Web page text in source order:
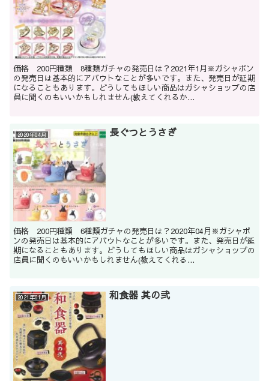
価格 200円種類 8種類ガチャの発売日は？2021年1月※ガシャポン
の発売日は基本的にアバウトなことが多いです。また、発売日が延期
になることもあります。どうしてもほしい商品はガシャショップの店
員に聞くのもいいかもしれません(教えてくれるか...
2020年04月 長ぐつとうさぎ
価格 200円種類 6種類ガチャの発売日は？2020年04月※ガシャポ
ンの発売日は基本的にアバウトなことが多いです。また、発売日が延
期になることもあります。どうしてもほしい商品はガシャショップの
店員に聞くのもいいかもしれません(教えてくれる...
2021年01月 和食器 其の弐